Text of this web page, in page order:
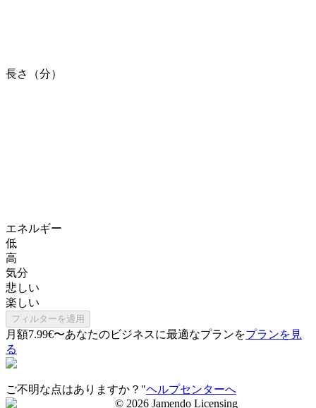
長さ（分）
エネルギー
低
高
気分
悲しい
楽しい
フィルターを適用
月額7.99€〜あなたのビジネスに最適なプランをプランを見
る
ご不明な点はありますか？"ヘルプセンターへ
© 2026 Jamendo Licensing